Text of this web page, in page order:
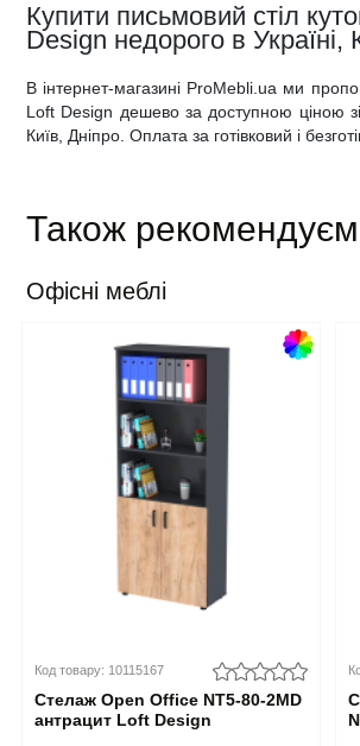
Купити письмовий стіл
Design недорого в Україні,
В інтернет-магазині ProMebli.ua ми
Loft Design дешево за доступною ціною
Київ, Дніпро. Оплата за готівковий і
Також
Офісні меблі
Код товару: 10115167
Стелаж Open Office NT5-80-2MD
антрацит Loft Design